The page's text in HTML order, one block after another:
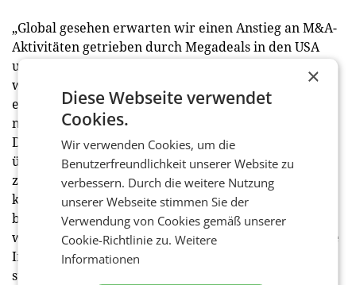
„Global gesehen erwarten wir einen Anstieg an M&A-
Aktivitäten getrieben durch Megadeals in den USA
und einem breiten Deal-Fundament in Europa,
während sich der österreichische M&A-Markt auf
einem niedrigeren Niveau stabilisiert hat, das sich
mittelfristig als das ‚neue Normal‘ etablieren könnte.
Die Argumente für M&A-Aktivitäten sind
überzeugend. Die digitale Transformation bleibt ein
zentraler Treiber von Deal-Strategien, wobei
künstliche Intelligenz (KI) zunehmend Akquisitionen
beeinflusst. Kostensynergien werden in schwierigen
wirtschaftlichen Zeiten noch attraktiver. Aktivistische
Investorinnen und Investoren drängen weiterhin auf
strategische Portfolio-Optimierung und günstigere
×
Diese Webseite verwendet
Cookies.
Wir verwenden Cookies, um die
Benutzerfreundlichkeit unserer Website zu
verbessern. Durch die weitere Nutzung
unserer Webseite stimmen Sie der
Verwendung von Cookies gemäß unserer
Cookie-Richtlinie zu.Weitere
Informationen